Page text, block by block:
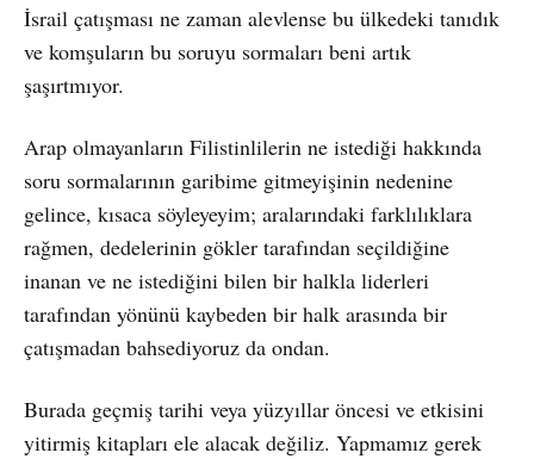
İsrail çatışması ne zaman alevlense bu ülkedeki tanıdık
ve komşuların bu soruyu sormaları beni artık
şaşırtmıyor.
Arap olmayanların Filistinlilerin ne istediği hakkında
soru sormalarının garibime gitmeyişinin nedenine
gelince, kısaca söyleyeyim; aralarındaki farklılıklara
rağmen, dedelerinin gökler tarafından seçildiğine
inanan ve ne istediğini bilen bir halkla liderleri
tarafından yönünü kaybeden bir halk arasında bir
çatışmadan bahsediyoruz da ondan.
Burada geçmiş tarihi veya yüzyıllar öncesi ve etkisini
yitirmiş kitapları ele alacak değiliz. Yapmamız gerek